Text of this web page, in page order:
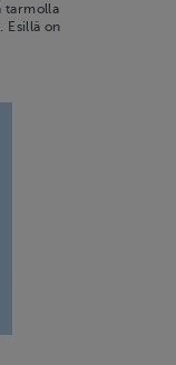
tarmolla
Esillä on